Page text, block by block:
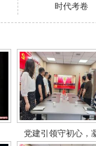
时代考卷
党建引领守初心，